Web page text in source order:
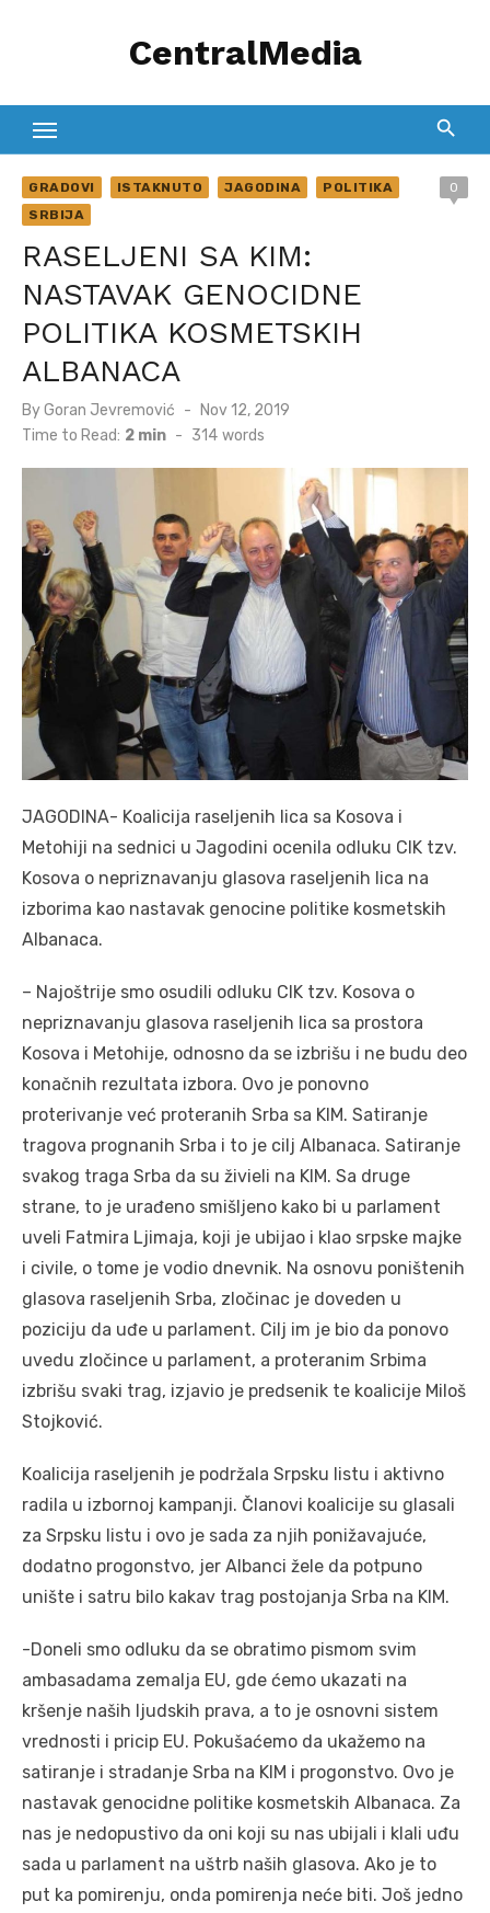
CentralMedia
GRADOVI ISTAKNUTO JAGODINA
POLITIKA
SRBIJA
0
RASELJENI SA KIM:
NASTAVAK GENOCIDNE
POLITIKA KOSMETSKIH
ALBANACA
ByGoran Jevremović
Posted
on
Nov 12, 2019
Time to Read: 2 min - 314 words
JAGODINA- Koalicija raseljenih lica sa Kosova i
Metohiji na sednici u Jagodini ocenila odluku CIK tzv.
Kosova o nepriznavanju glasova raseljenih lica na
izborima kao nastavak genocine politike kosmetskih
Albanaca.
– Najoštrije smo osudili odluku CIK tzv. Kosova o
nepriznavanju glasova raseljenih lica sa prostora
Kosova i Metohije, odnosno da se izbrišu i ne budu deo
konačnih rezultata izbora. Ovo je ponovno
proterivanje već proteranih Srba sa KIM. Satiranje
tragova prognanih Srba i to je cilj Albanaca. Satiranje
svakog traga Srba da su živieli na KIM. Sa druge
strane, to je urađeno smišljeno kako bi u parlament
uveli Fatmira Ljimaja, koji je ubijao i klao srpske majke
i civile, o tome je vodio dnevnik. Na osnovu poništenih
glasova raseljenih Srba, zločinac je doveden u
poziciju da uđe u parlament. Cilj im je bio da ponovo
uvedu zločince u parlament, a proteranim Srbima
izbrišu svaki trag, izjavio je predsenik te koalicije Miloš
Stojković.
Koalicija raseljenih je podržala Srpsku listu i aktivno
radila u izbornoj kampanji. Članovi koalicije su glasali
za Srpsku listu i ovo je sada za njih ponižavajuće,
dodatno progonstvo, jer Albanci žele da potpuno
unište i satru bilo kakav trag postojanja Srba na KIM.
-Doneli smo odluku da se obratimo pismom svim
ambasadama zemalja EU, gde ćemo ukazati na
kršenje naših ljudskih prava, a to je osnovni sistem
vrednosti i pricip EU. Pokušaćemo da ukažemo na
satiranje i stradanje Srba na KIM i progonstvo. Ovo je
nastavak genocidne politike kosmetskih Albanaca. Za
nas je nedopustivo da oni koji su nas ubijali i klali uđu
sada u parlament na uštrb naših glasova. Ako je to
put ka pomirenju, onda pomirenja neće biti. Još jedno